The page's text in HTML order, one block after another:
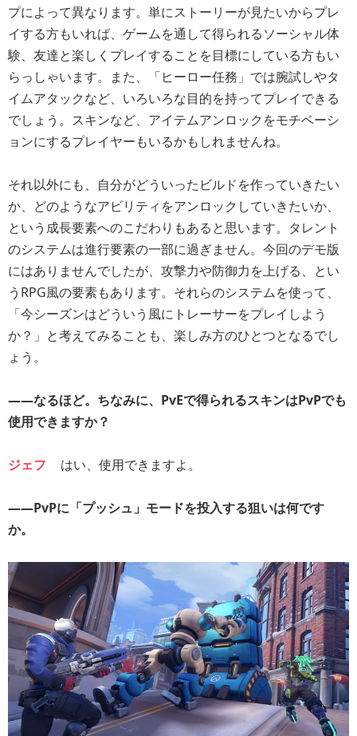
プによって異なります。単にストーリーが見たいからプレ
イする方もいれば、ゲームを通して得られるソーシャル体
験、友達と楽しくプレイすることを目標にしている方もい
らっしゃいます。また、「ヒーロー任務」では腕試しやタ
イムアタックなど、いろいろな目的を持ってプレイできる
でしょう。スキンなど、アイテムアンロックをモチベーシ
ョンにするプレイヤーもいるかもしれませんね。
それ以外にも、自分がどういったビルドを作っていきたい
か、どのようなアビリティをアンロックしていきたいか、
という成長要素へのこだわりもあると思います。タレント
のシステムは進行要素の一部に過ぎません。今回のデモ版
にはありませんでしたが、攻撃力や防御力を上げる、とい
うRPG風の要素もあります。それらのシステムを使って、
「今シーズンはどういう風にトレーサーをプレイしよう
か？」と考えてみることも、楽しみ方のひとつとなるでし
ょう。
――なるほど。ちなみに、PvEで得られるスキンはPvPでも
使用できますか？
ジェフ はい、使用できますよ。
――PvPに「プッシュ」モードを投入する狙いは何です
か。